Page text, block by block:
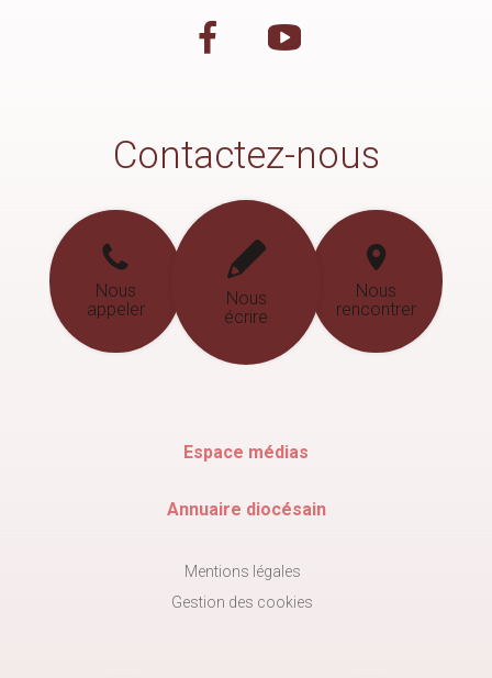
Contactez-nous
Nous
appeler
Nous
écrire
Nous
rencontrer
Espace médias
Annuaire diocésain
Mentions légales
Gestion des cookies